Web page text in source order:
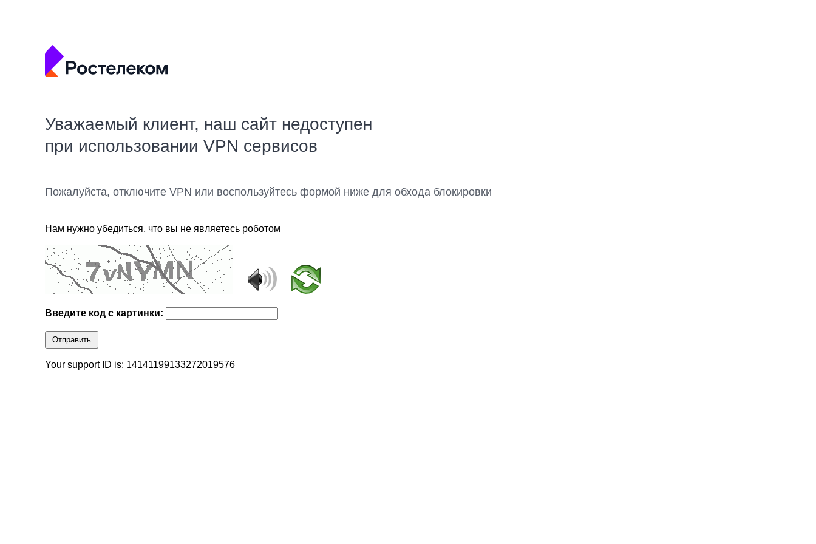
Уважаемый клиент, наш сайт недоступен
при использовании VPN сервисов
Пожалуйста, отключите VPN или воспользуйтесь формой ниже для обхода блокировки
Нам нужно убедиться, что вы не являетесь роботом
Введите код с картинки:
Отправить
Your support ID is: 14141199133272019576